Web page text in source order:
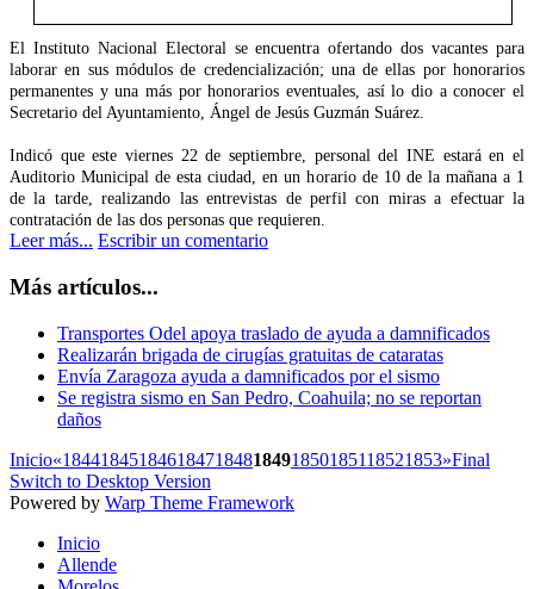
El Instituto Nacional Electoral se encuentra ofertando dos vacantes para
laborar en sus módulos de credencialización; una de ellas por honorarios
permanentes y una más por honorarios eventuales, así lo dio a conocer el
Secretario del Ayuntamiento, Ángel de Jesús Guzmán Suárez.
Indicó que este viernes 22 de septiembre, personal del INE estará en el
Auditorio Municipal de esta ciudad, en un horario de 10 de la mañana a 1
de la tarde, realizando las entrevistas de perfil con miras a efectuar la
contratación de las dos personas que requieren.
Leer más... Escribir un comentario
Más artículos...
Transportes Odel apoya traslado de ayuda a damnificados
Realizarán brigada de cirugías gratuitas de cataratas
Envía Zaragoza ayuda a damnificados por el sismo
Se registra sismo en San Pedro, Coahuila; no se reportan
daños
Inicio«1844184518461847184818491850185118521853»Final
Switch to Desktop Version
Powered by Warp Theme Framework
Inicio
Allende